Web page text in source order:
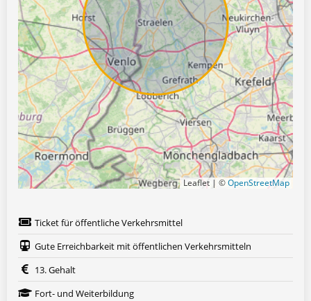
Leaflet | ©OpenStreetMap
Ticket für öffentliche Verkehrsmittel
Gute Erreichbarkeit mit öffentlichen Verkehrsmitteln
13. Gehalt
Fort- und Weiterbildung